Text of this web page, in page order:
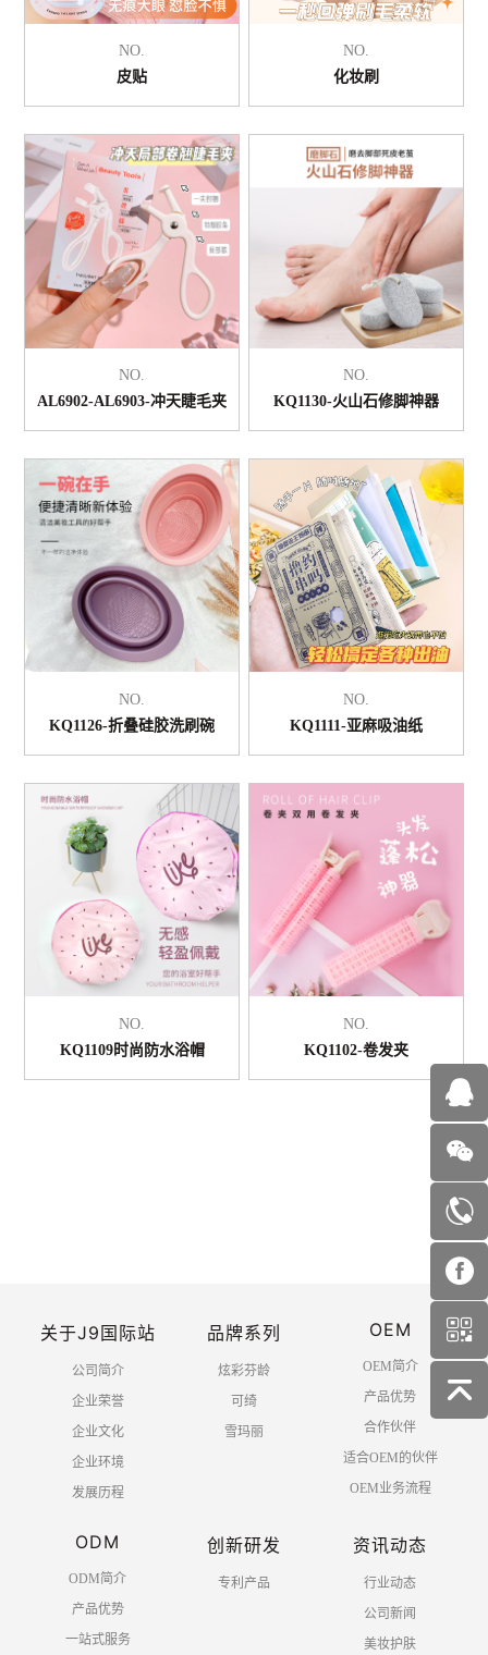
NO.
皮贴
NO.
化妆刷
NO.
AL6902-AL6903-冲天睫毛夹
NO.
KQ1130-火山石修脚神器
NO.
KQ1126-折叠硅胶洗刷碗
NO.
KQ1111-亚麻吸油纸
NO.
KQ1109时尚防水浴帽
NO.
KQ1102-卷发夹
5 下一页
关于J9国际站
公司简介
企业荣誉
企业文化
企业环境
发展历程
品牌系列
炫彩芬龄
可绮
雪玛丽
OEM
OEM简介
产品优势
合作伙伴
适合OEM的伙伴
OEM业务流程
ODM
ODM简介
产品优势
一站式服务
创新研发
专利产品
资讯动态
行业动态
公司新闻
美妆护肤